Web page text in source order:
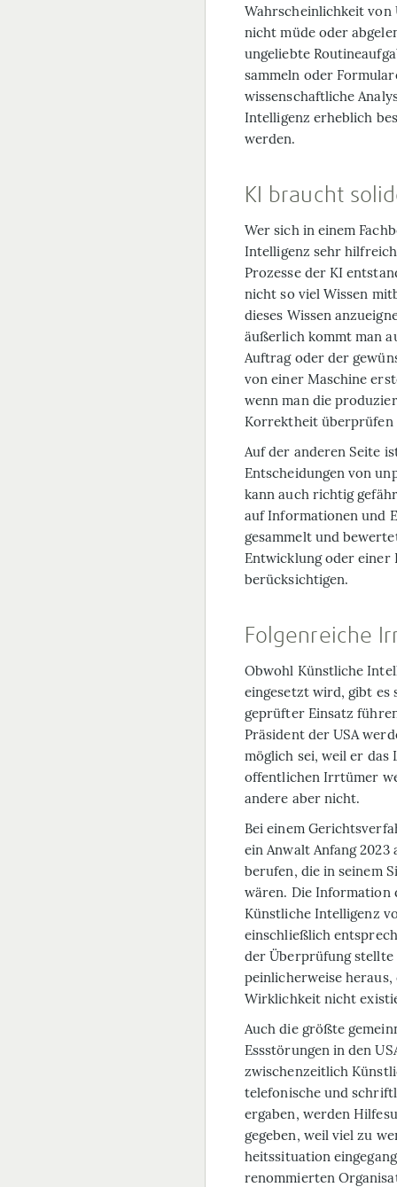
Wahrscheinlichkeit von
nicht müde oder
ungeliebte
sammeln oder
wissenschaftliche
Intelligenz erheblich
werden.
KI braucht
Wer sich in einem
Intelligenz sehr
Prozesse der KI
nicht so viel Wissen
dieses Wissen
äußerlich kommt man
Auftrag oder der
von einer Maschine
wenn man die
Korrektheit überprüfen
Auf der anderen Seite
Entscheidungen von
kann auch richtig
auf Informationen und
gesammelt und
Entwicklung oder einer
berücksichtigen.
Folgenreiche
Obwohl Künstliche
eingesetzt wird, gibt es
geprüfter Einsatz
Präsident der USA
möglich sei, weil er das
offentlichen Irrtümer
andere aber nicht.
Bei einem
ein Anwalt Anfang 2023
berufen, die in seinem
wären. Die Information
Künstliche Intelligenz
einschließlich
der Über­prüfung stellte
peinlicherweise heraus,
Wirklichkeit nicht
Auch die größte
Ess­störungen in den
zwischenzeitlich
telefonische und
ergaben, werden
gegeben, weil viel zu
heitssituation
renommierten